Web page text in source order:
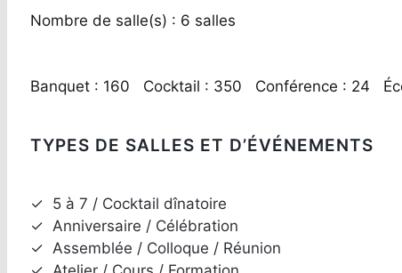
Nombre de salle(s) : 6 salles
Banquet : 160 Cocktail : 350 Conférence : 24
TYPES DE SALLES ET D’ÉVÉNEMENTS
✓ 5 à 7 / Cocktail dînatoire
✓ Anniversaire / Célébration
✓ Assemblée / Colloque / Réunion